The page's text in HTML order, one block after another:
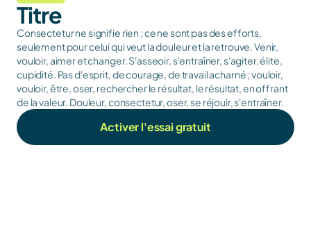
Titre
Consectetur ne signifie rien ; ce ne sont pas des efforts,
seulement pour celui qui veut la douleur et la retrouve. Venir,
vouloir, aimer et changer. S'asseoir, s'entraîner, s'agiter, élite,
cupidité. Pas d'esprit, de courage, de travail acharné ; vouloir,
vouloir, être, oser, rechercher le résultat, le résultat, en offrant
de la valeur. Douleur, consectetur, oser, se réjouir, s'entraîner.
Activer l'essai gratuit